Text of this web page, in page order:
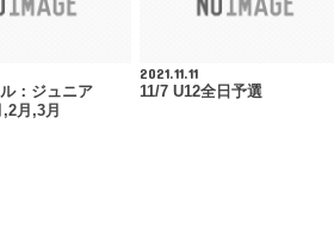
：ジュニア
月,3月
2021.11.11
11/7 U12全日予選